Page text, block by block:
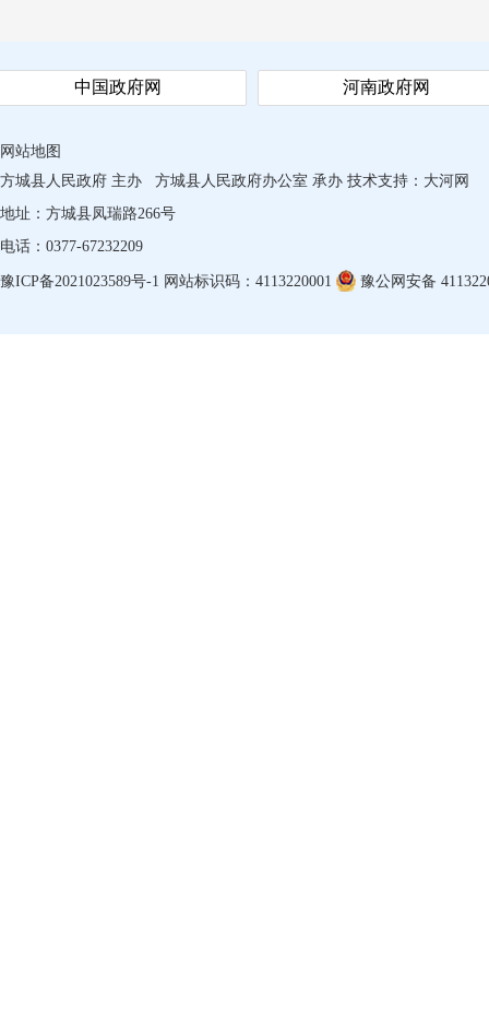
中国政府网 河南政府网
网站地图
方城县人民政府 主办
方城县人民政府办公室 承办 技术支持： 大河网
地址：方城县凤瑞路266号
电话：0377-67232209
豫ICP备2021023589号-1 网站标识码：4113220001 豫公网安备